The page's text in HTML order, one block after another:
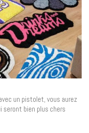
un pistolet, vous aurez
seront bien plus chers